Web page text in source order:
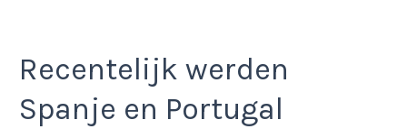
Recentelijk werden
Spanje en Portugal